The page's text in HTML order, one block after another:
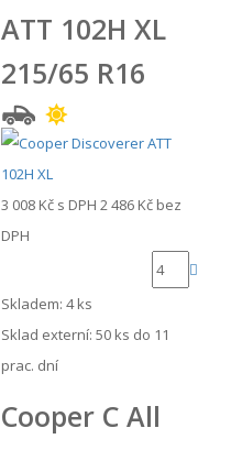
ATT 102H XL
215/65 R16
3 008 Kč s DPH 2 486 Kč bez
DPH
Skladem: 4 ks
Sklad externí: 50 ks do 11
prac. dní
Cooper C All